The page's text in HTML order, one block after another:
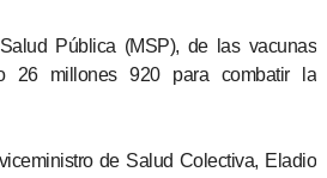
Pública (MSP), de las vacunas
26 millones 920 para combatir la
de Salud Colectiva, Eladio